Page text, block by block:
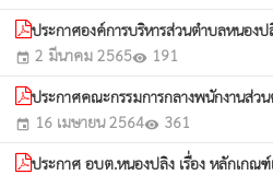
ประกาศองค์การบริหารส่วนตำบลหนอง
event 2 มีนาคม 2565visibility 191
ประกาศคณะกรรมการกลางพนักงานส่
event 16 เมษายน 2564visibility 361
ประกาศ อบต.หนองปลิง เรื่อง หลักเกณ